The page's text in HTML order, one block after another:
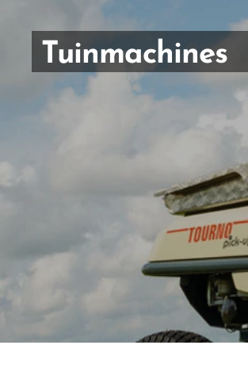
Tuinmachines
VrommanCarl